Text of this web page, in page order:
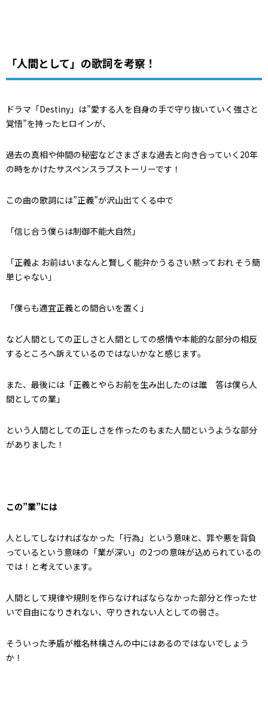
「人間として」の歌詞を考察！
ドラマ「Destiny」は”愛する人を自身の手で守り抜いていく強さと
覚悟”を持ったヒロインが、
過去の真相や仲間の秘密などさまざまな過去と向き合っていく20年
の時をかけたサスペンスラブストーリーです！
この曲の歌詞には”正義”が沢山出てくる中で
「信じ合う僕らは制御不能大自然」
「正義よ お前はいまなんと賢しく能弁かうるさい黙っておれ そう簡
単じゃない」
「僕らも適宜正義との間合いを置く」
など人間としての正しさと人間としての感情や本能的な部分の相反
するところへ訴えているのではないかなと感じます。
また、最後には「正義とやらお前を生み出したのは誰 答は僕ら人
間としての業」
という人間としての正しさを作ったのもまた人間というような部分
がありました！
この”業”には
人としてしなければなかった「行為」という意味と、罪や悪を背負
っているという意味の「業が深い」の2つの意味が込められているの
では！と考えています。
人間として規律や規則を作らなければならなかった部分と作ったせ
いで自由になりきれない、守りきれない人としての弱さ。
そういった矛盾が椎名林檎さんの中にはあるのではないでしょう
か！